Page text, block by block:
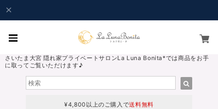
さいたま大宮 隠れ家プライベートサロンLa Luna Bonita*では商品をお手
に取ってご覧いただけます♪
¥4,800以上のご購入で送料無料